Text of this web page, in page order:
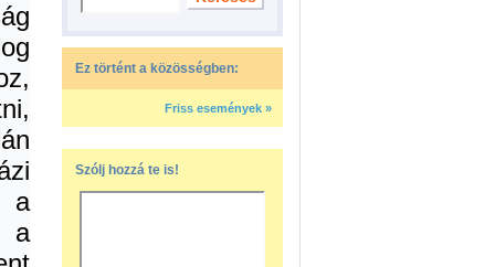
a
a
Ez történt a közösségben:
Friss események »
Szólj hozzá te is!